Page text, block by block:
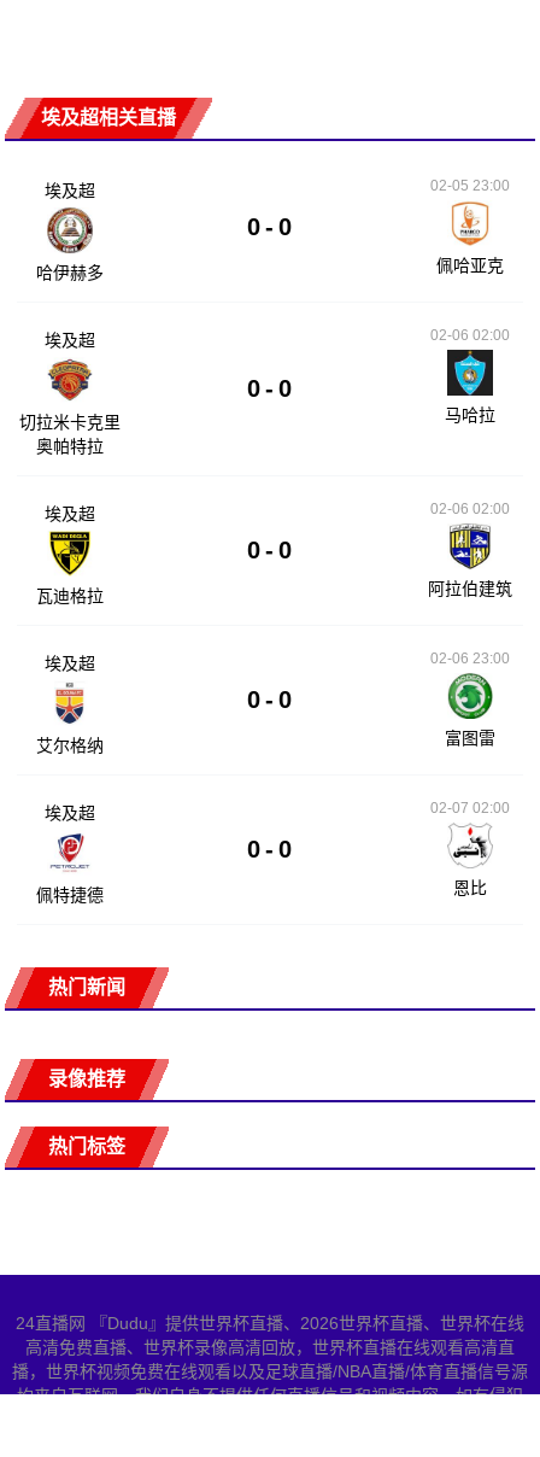
埃及超相关直播
埃及超
哈伊赫多
0 - 0
02-05 23:00
佩哈亚克
埃及超
切拉米卡克里
奥帕特拉
0 - 0
02-06 02:00
马哈拉
埃及超
瓦迪格拉
0 - 0
02-06 02:00
阿拉伯建筑
埃及超
艾尔格纳
0 - 0
02-06 23:00
富图雷
埃及超
佩特捷德
0 - 0
02-07 02:00
恩比
热门新闻
录像推荐
热门标签
24直播网 『Dudu』提供世界杯直播、2026世界杯直播、世界杯在线
高清免费直播、世界杯录像高清回放，世界杯直播在线观看高清直
播，世界杯视频免费在线观看以及足球直播/NBA直播/体育直播信号源
均来自互联网，我们自身不提供任何直播信号和视频内容，如有侵犯